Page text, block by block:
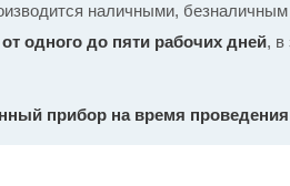
наличными,
от одного до пяти рабочих дней, в
прибор на время